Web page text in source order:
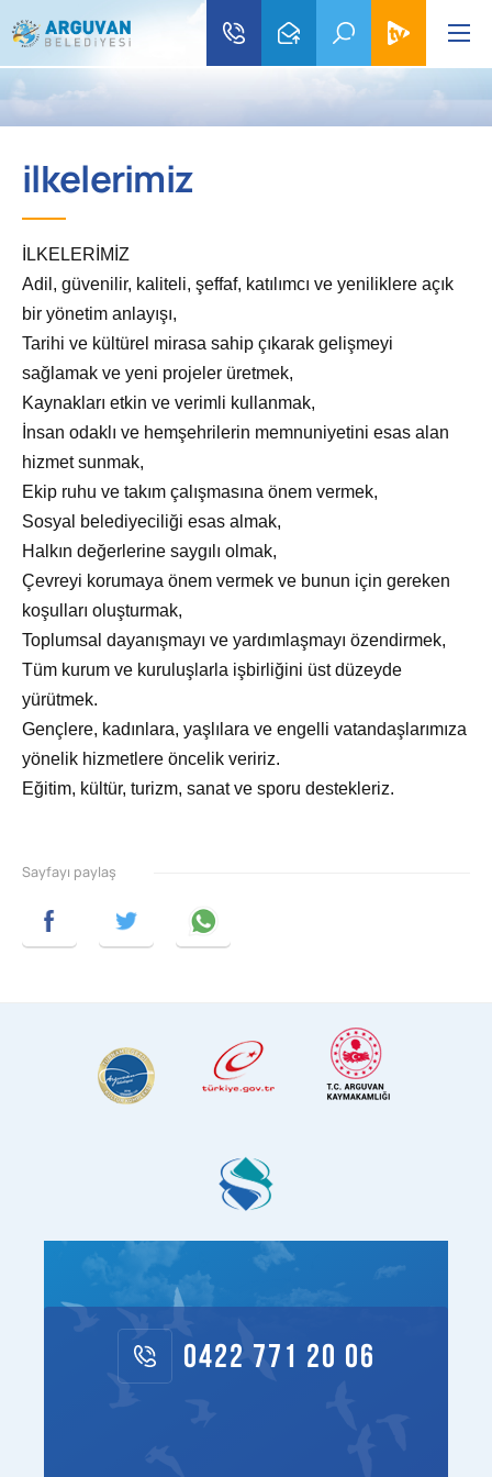
ilkelerimiz
İLKELERİMİZ
Adil, güvenilir, kaliteli, şeffaf, katılımcı ve yeniliklere açık
bir yönetim anlayışı,
Tarihi ve kültürel mirasa sahip çıkarak gelişmeyi
sağlamak ve yeni projeler üretmek,
Kaynakları etkin ve verimli kullanmak,
İnsan odaklı ve hemşehrilerin memnuniyetini esas alan
hizmet sunmak,
Ekip ruhu ve takım çalışmasına önem vermek,
Sosyal belediyeciliği esas almak,
Halkın değerlerine saygılı olmak,
Çevreyi korumaya önem vermek ve bunun için gereken
koşulları oluşturmak,
Toplumsal dayanışmayı ve yardımlaşmayı özendirmek,
Tüm kurum ve kuruluşlarla işbirliğini üst düzeyde
yürütmek.
Gençlere, kadınlara, yaşlılara ve engelli vatandaşlarımıza
yönelik hizmetlere öncelik veririz.
Eğitim, kültür, turizm, sanat ve sporu destekleriz.
Sayfayı paylaş
0422 771 20 06